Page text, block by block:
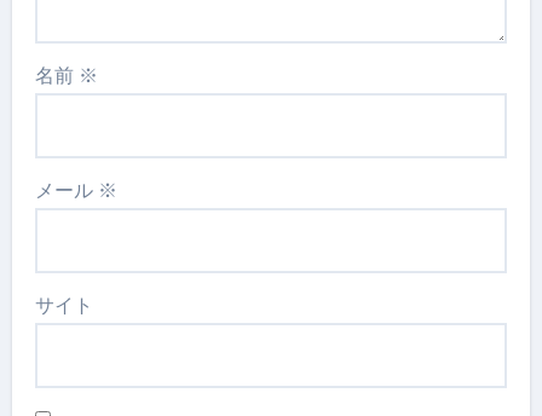
名前 ※
メール ※
サイト